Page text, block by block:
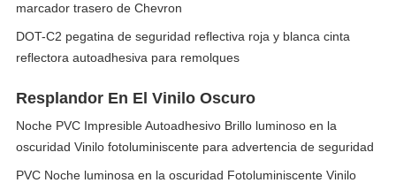
marcador trasero de Chevron
DOT-C2 pegatina de seguridad reflectiva roja y blanca cinta
reflectora autoadhesiva para remolques
Resplandor En El Vinilo Oscuro
Noche PVC Impresible Autoadhesivo Brillo luminoso en la
oscuridad Vinilo fotoluminiscente para advertencia de seguridad
PVC Noche luminosa en la oscuridad Fotoluminiscente Vinilo